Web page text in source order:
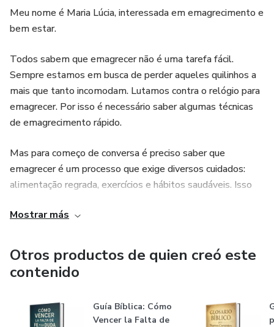
Meu nome é Maria Lúcia, interessada em emagrecimento e
bem estar.
Todos sabem que emagrecer não é uma tarefa fácil.
Sempre estamos em busca de perder aqueles quilinhos a
mais que tanto incomodam. Lutamos contra o relógio para
emagrecer. Por isso é necessário saber algumas técnicas
de emagrecimento rápido.
Mas para começo de conversa é preciso saber que
emagrecer é um processo que exige diversos cuidados:
alimentação regrada, exercícios e hábitos saudáveis. Isso
alimentos que fazem mal à saúde. A ideia é que a dieta se
emagrecimento.
Mostrar más
Otros productos de quien creó este
contenido
Guía Bíblica: Cómo
Vencer la Falta de